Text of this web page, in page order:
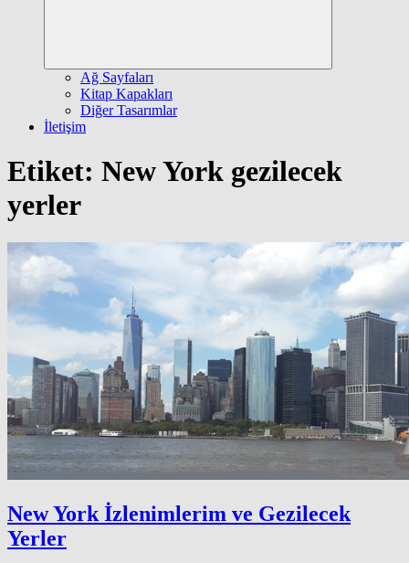
Ağ Sayfaları
Kitap Kapakları
Diğer Tasarımlar
İletişim
Etiket: New York gezilecek
yerler
New York İzlenimlerim ve Gezilecek
Yerler